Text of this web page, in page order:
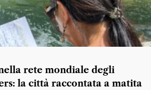
rete mondiale degli
la città raccontata a matita